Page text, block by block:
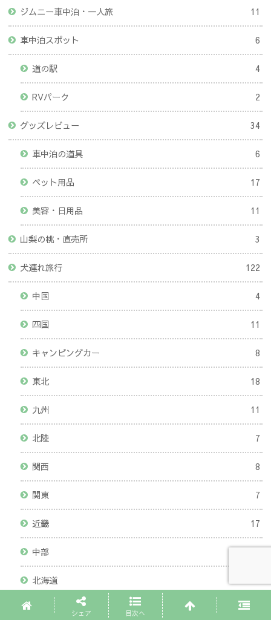
ジムニー車中泊・一人旅 11
車中泊スポット 6
道の駅 4
RVパーク 2
グッズレビュー 34
車中泊の道具 6
ペット用品 17
美容・日用品 11
山梨の桃・直売所 3
犬連れ旅行 122
中国 4
四国 11
キャンピングカー 8
東北 18
九州 11
北陸 7
関西 8
関東 7
近畿 17
中部
北海道
シェア 目次へ